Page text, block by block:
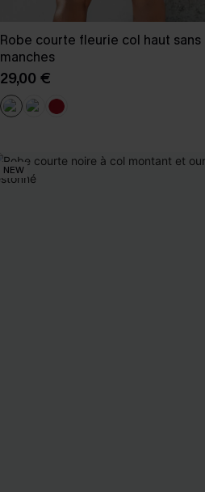
Robe courte fleurie col haut sans
manches
29,00 €
NEW